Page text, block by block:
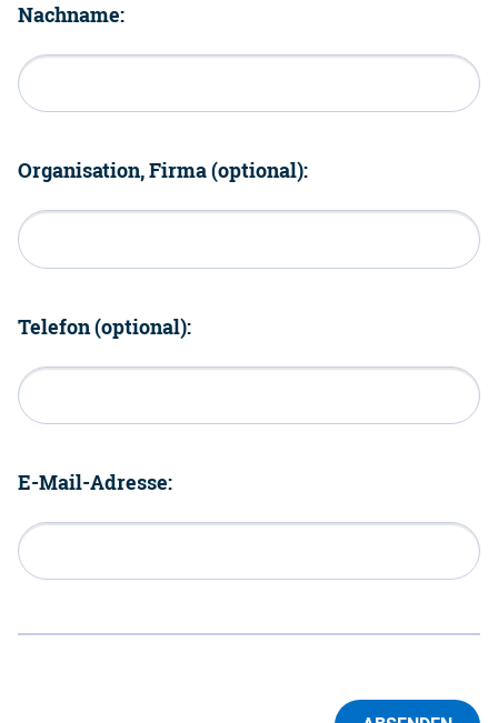
Nachname:
Organisation, Firma (optional):
Telefon (optional):
E-Mail-Adresse: